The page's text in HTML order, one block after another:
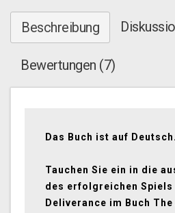
Beschreibung
Bewertungen (7)
Das Buch ist auf Deutsch.
Tauchen Sie ein in die
des erfolgreichen Spiels
Deliverance im Buch